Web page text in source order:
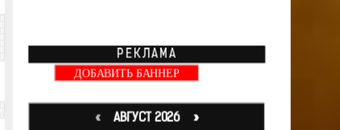
РЕКЛАМА
ДОБАВИТЬ БАННЕР
«АВГУСТ 2026 »